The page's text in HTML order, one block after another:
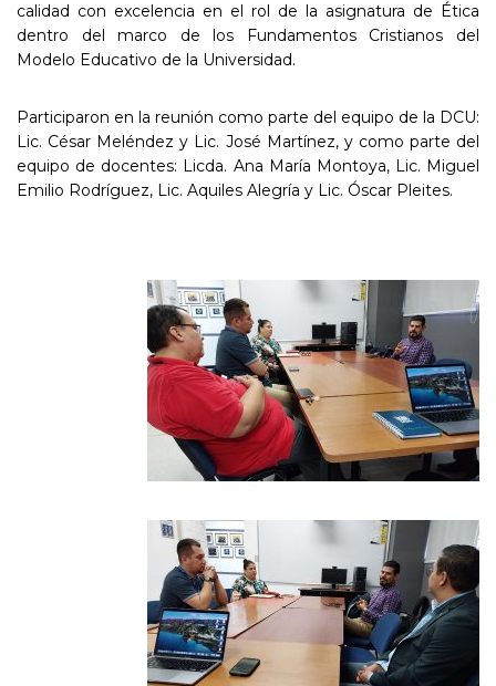
calidad con excelencia en el rol de la asignatura de Ética
dentro del marco de los Fundamentos Cristianos del
Modelo Educativo de la Universidad.
Participaron en la reunión como parte del equipo de la DCU:
Lic. César Meléndez y Lic. José Martínez, y como parte del
equipo de docentes: Licda. Ana María Montoya, Lic. Miguel
Emilio Rodríguez, Lic. Aquiles Alegría y Lic. Óscar Pleites.